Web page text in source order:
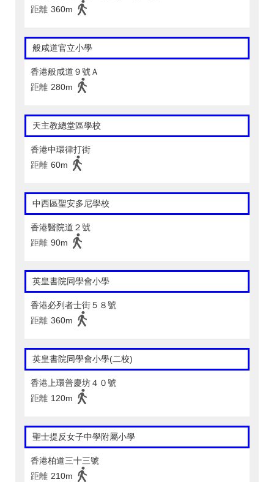
距離 360m
般咸道官立小學
香港般咸道９號Ａ
距離 280m
天主教總堂區學校
香港中環律打街
距離 60m
中西區聖安多尼學校
香港醫院道２號
距離 90m
英皇書院同學會小學
香港必列者士街５８號
距離 360m
英皇書院同學會小學(二校)
香港上環普慶坊４０號
距離 120m
聖士提反女子中學附屬小學
香港柏道三十三號
距離 210m